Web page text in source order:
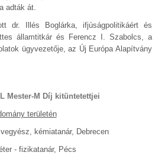
adták át.
dr. Illés Boglárka, ifjúságpolitikáért és
államtitkár és Ferencz I. Szabolcs, a
ügyvezetője, az Új Európa Alapítvány
Mester-M Díj kitüntetettjei
területén
kémiatanár, Debrecen
- fizikatanár, Pécs